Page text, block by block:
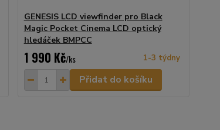
GENESIS LCD viewfinder pro Black
Magic Pocket Cinema LCD optický
hledáček BMPCC
1 990 Kč/ks 1-3 týdny
Přidat do košíku